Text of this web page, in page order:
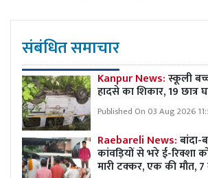
संबंधित समाचार
Kanpur News:स्कूली
हादसे का शिकार, 19
Published On 03 Aug 2026
Raebareli News:बांदा-
कांवड़ियों से भरे ई-रिक्शा
मारी टक्कर, एक की मौत,